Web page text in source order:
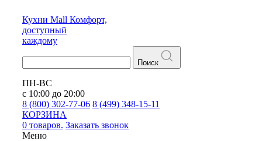
Кухни Mall Комфорт,
доступный
каждому
Поиск
ПН-ВС
с 10:00 до 20:00
8 (800) 302-77-06 8 (499) 348-15-11
КОРЗИНА
0 товаров. Заказать звонок
Меню